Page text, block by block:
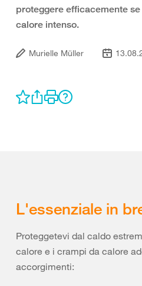
proteggere efficacemente
calore intenso.
Murielle Müller
L'essenziale in
Proteggetevi dal caldo
calore e i crampi da calore
accorgimenti: